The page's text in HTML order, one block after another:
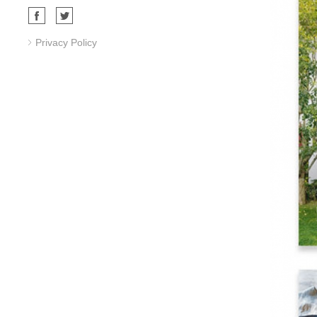
Privacy Policy